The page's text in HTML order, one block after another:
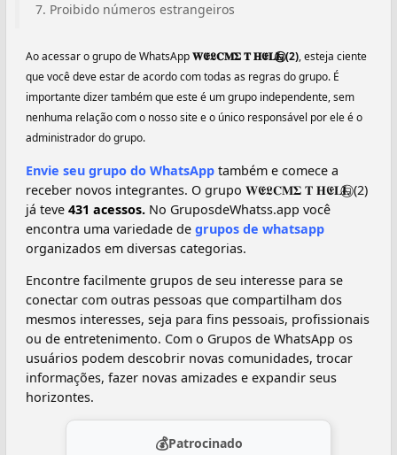
Proibido números estrangeiros
Ao acessar o grupo de WhatsApp𝐖𝕰𝕷𝐂𝐌𝚺 𝐓 𝐇𝕰𝐋𝐋⃝⃥⃪⃧ (2), esteja ciente
que você deve estar de acordo com todas as regras do grupo. É
importante dizer também que este é um grupo independente, sem
nenhuma relação com o nosso site e o único responsável por ele é o
administrador do grupo.
Envie seu grupo do WhatsApp também e comece a
receber novos integrantes. O grupo 𝐖𝕰𝕷𝐂𝐌𝚺 𝐓 𝐇𝕰𝐋𝐋⃝⃥⃪⃧ (2)
já teve 431 acessos. No GruposdeWhatss.app você
encontra uma variedade de grupos de whatsapp
organizados em diversas categorias.
Encontre facilmente grupos de seu interesse para se
conectar com outras pessoas que compartilham dos
mesmos interesses, seja para fins pessoais, profissionais
ou de entretenimento. Com o Grupos de WhatsApp os
usuários podem descobrir novas comunidades, trocar
informações, fazer novas amizades e expandir seus
horizontes.
💰Patrocinado